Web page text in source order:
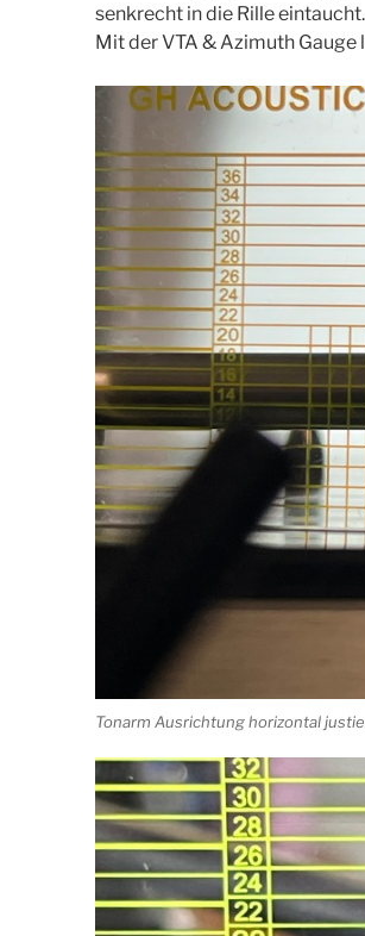
senkrecht in die Rille eintaucht.
Mit der VTA & Azimuth
Tonarm Ausrichtung horizontal